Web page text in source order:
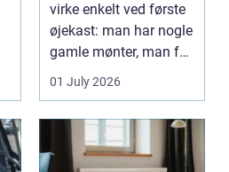
virke enkelt ved første
øjekast: man har nogle
gamle mønter, man får
dem vurderet...
01 July 2026